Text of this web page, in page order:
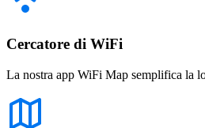
Cercatore di WiFi
La nostra app WiFi Map semplifica la